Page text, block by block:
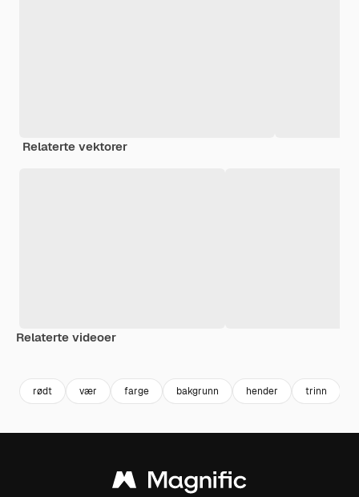
Relaterte vektorer
Relaterte videoer
rødt vær farge bakgrunn hender trinn